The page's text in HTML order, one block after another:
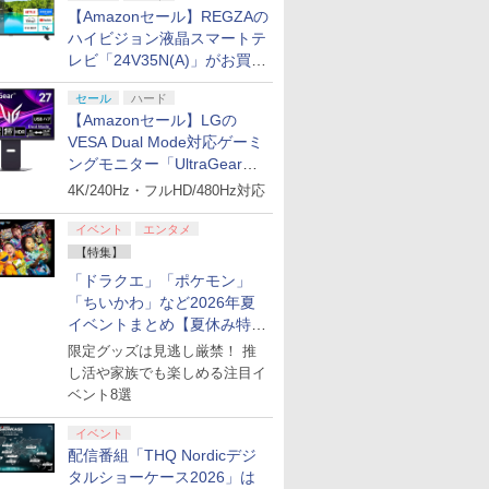
【Amazonセール】REGZAの
ハイビジョン液晶スマートテ
レビ「24V35N(A)」がお買い
得！
セール ハード
【Amazonセール】LGの
VESA Dual Mode対応ゲーミ
ングモニター「UltraGear
27G850A-B」がお買い得！
4K/240Hz・フルHD/480Hz対応
イベント
エンタメ
【特集】
「ドラクエ」「ポケモン」
「ちいかわ」など2026年夏
イベントまとめ【夏休み特
集】
限定グッズは見逃し厳禁！ 推
し活や家族でも楽しめる注目イ
ベント8選
イベント
配信番組「THQ Nordicデジ
タルショーケース2026」は